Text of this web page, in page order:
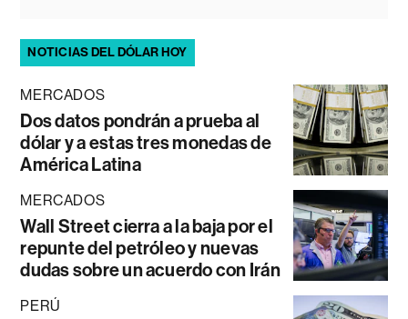
NOTICIAS DEL DÓLAR HOY
MERCADOS
Dos datos pondrán a prueba al
dólar y a estas tres monedas de
América Latina
MERCADOS
Wall Street cierra a la baja por el
repunte del petróleo y nuevas
dudas sobre un acuerdo con Irán
PERÚ